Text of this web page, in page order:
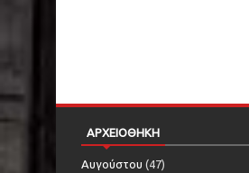
ΑΡΧΕΙΟΘΗΚΗ
Αυγούστου (47)